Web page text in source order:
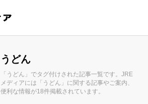
うどん
「うどん」でタグ付けされた記事一覧です。JRE
メディアには「うどん」に関する記事やご案内、
便利な情報が18件掲載されています。